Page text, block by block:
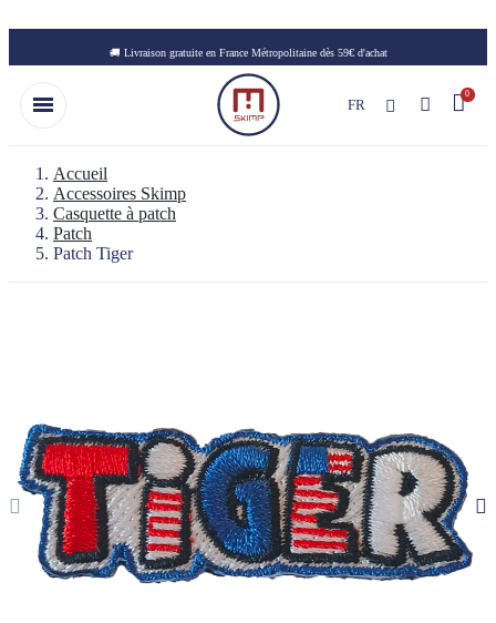
🚚 Livraison gratuite en France Métropolitaine dès 59€ d'achat
FR
Accueil
Accessoires Skimp
Casquette à patch
Patch
Patch Tiger